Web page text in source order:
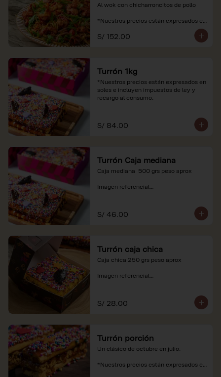
Al wok con chicharroncitos de pollo
*Nuestros precios están expresados en
recargo al consumo.
S/ 152.00
Turrón 1kg
*Nuestros precios están expresados en
soles e incluyen impuestos de ley y
recargo al consumo.
S/ 84.00
Turrón Caja mediana
Caja mediana  500 grs peso aprox
Imagen referencial
soles e incluyen impuestos de ley y
recargo al consumo.
S/ 46.00
Turrón caja chica
Caja chica 250 grs peso aprox
Imagen referencial
soles e incluyen impuestos de ley y
recargo al consumo.
S/ 28.00
Turrón porción
Un clásico de octubre en julio.
*Nuestros precios están expresados en